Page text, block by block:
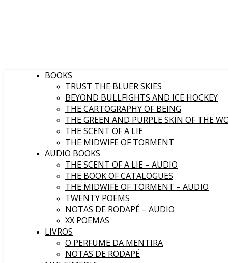
BOOKS
TRUST THE BLUER SKIES
BEYOND BULLFIGHTS AND ICE HOCKEY
THE CARTOGRAPHY OF BEING
THE GREEN AND PURPLE SKIN OF THE
THE SCENT OF A LIE
THE MIDWIFE OF TORMENT
AUDIO BOOKS
THE SCENT OF A LIE – AUDIO
THE BOOK OF CATALOGUES
THE MIDWIFE OF TORMENT – AUDIO
TWENTY POEMS
NOTAS DE RODAPÉ – AUDIO
XX POEMAS
LIVROS
O PERFUME DA MENTIRA
NOTAS DE RODAPÉ